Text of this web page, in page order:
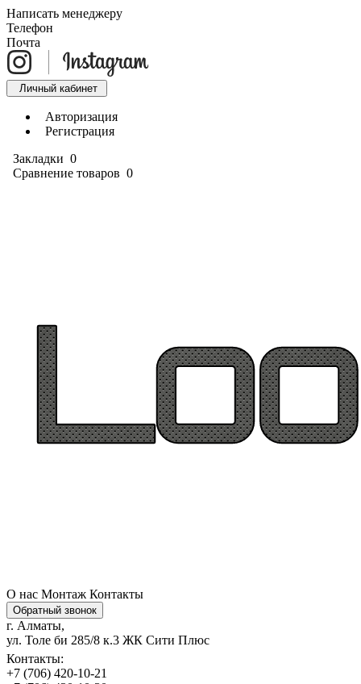
Написать менеджеру
Телефон
Почта
Личный кабинет
Авторизация
Регистрация
Закладки 0
Сравнение товаров 0
О нас Монтаж Контакты
Обратный звонок
г. Алматы,
ул. Толе би 285/8 к.3 ЖК Сити Плюс
Контакты:
+7 (706) 420-10-21